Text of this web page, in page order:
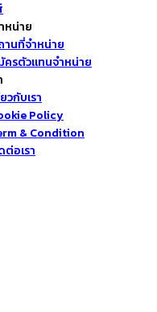
หน่าย
านที่จำหน่าย
ครตัวแทนจำหน่าย
วกับเรา
Policy
& Condition
ต่อเรา